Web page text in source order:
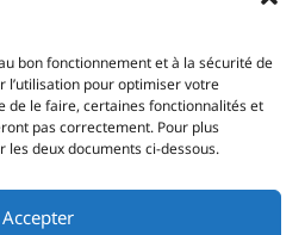
bon fonctionnement et à la sécurité de
l’utilisation pour optimiser votre
de le faire, certaines fonctionnalités et
pas correctement. Pour plus
les deux documents ci-dessous.
Accepter